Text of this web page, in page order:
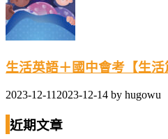
生活英語＋國中會考【生
2023-12-11 2023-12-14 by hugowu
近期文章